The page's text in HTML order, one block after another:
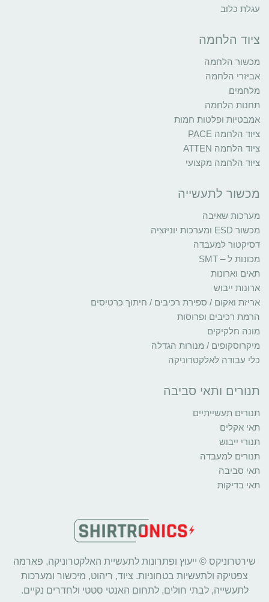
עגלת כלוב
ציוד הלחמה
מכשור הלחמה
אביזרי הלחמה
מלחמים
תחנות הלחמה
אמבטיות ופלטות חמות
ציוד הלחמה PACE
ציוד הלחמה ATTEN
ציוד הלחמה מקצועי
מכשור לתעשייה
מערכות שאיבה
מכשור ESD ומערכות יוניזציה
דסיקטור למעבדה
מכונות ל – SMT
תאים וארונות
ארונות ייבוש
אריזת ואקום / ספירת רכיבים / חיתוך כרטיסים
הרמת רכיבים ופרוסות
מונה חלקיקים
מיקרוסקופים / מנורות הגדלה
כלי עבודה לאלקטרוניקה
תנורים ותאי סביבה
תנורים תעשייתיים
תאי אקלים
תנורי ייבוש
תנורים למעבדה
תאי סביבה
תאי בדיקות
שירטרוניקס © ייעוץ ופתרונות לתעשיית האלקטרוניקה, פארמה
צפטיקה ולתעשיות בטחוניות. ציוד, ריהוט, מיכשור ומערכות
לתעשייה, לבתי חולים, לתחום האנטי סטטי ולחדרים נקיים.